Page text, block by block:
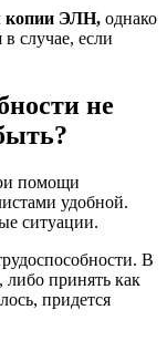
копии ЭЛН, однако
случае, если
не
помощи
удобной.
ситуации.
В
либо принять как
придется